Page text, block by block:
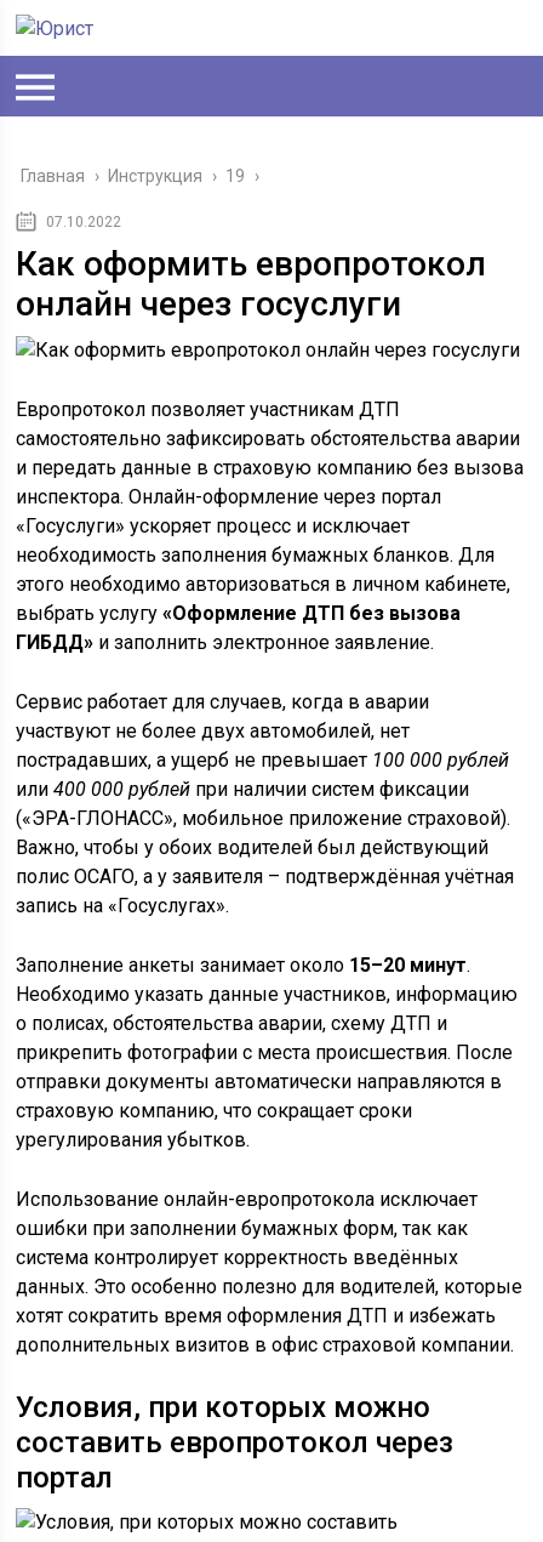
Главная › Инструкция › 19 ›
07.10.2022
Как оформить европротокол
онлайн через госуслуги
Европротокол позволяет участникам ДТП
самостоятельно зафиксировать обстоятельства аварии
и передать данные в страховую компанию без вызова
инспектора. Онлайн-оформление через портал
«Госуслуги» ускоряет процесс и исключает
необходимость заполнения бумажных бланков. Для
этого необходимо авторизоваться в личном кабинете,
выбрать услугу«Оформление ДТП без вызова
ГИБДД» и заполнить электронное заявление.
Сервис работает для случаев, когда в аварии
участвуют не более двух автомобилей, нет
пострадавших, а ущерб не превышает 100 000 рублей
или400 000 рублей при наличии систем фиксации
(«ЭРА-ГЛОНАСС», мобильное приложение страховой).
Важно, чтобы у обоих водителей был действующий
полис ОСАГО, а у заявителя – подтверждённая учётная
запись на «Госуслугах».
Заполнение анкеты занимает около 15–20 минут.
Необходимо указать данные участников, информацию
о полисах, обстоятельства аварии, схему ДТП и
прикрепить фотографии с места происшествия. После
отправки документы автоматически направляются в
страховую компанию, что сокращает сроки
урегулирования убытков.
Использование онлайн-европротокола исключает
ошибки при заполнении бумажных форм, так как
система контролирует корректность введённых
данных. Это особенно полезно для водителей, которые
хотят сократить время оформления ДТП и избежать
дополнительных визитов в офис страховой компании.
Условия, при которых можно
составить европротокол через
портал